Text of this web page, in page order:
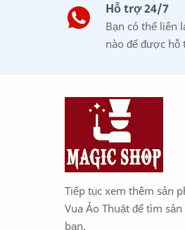
Hỗ trợ 24/7
Bạn có thể liên
nào để được hỗ
Tiếp tục xem thêm sản
Vua Ảo Thuật để tìm
bạn.